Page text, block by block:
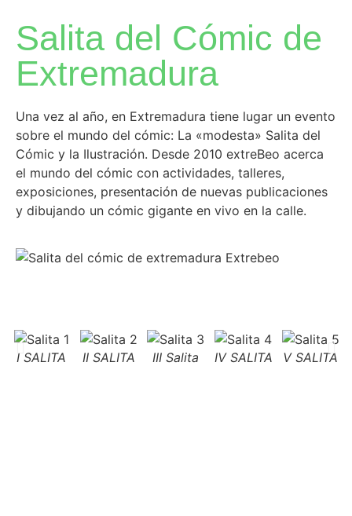
Salita del Cómic de
Extremadura
Una vez al año, en Extremadura tiene lugar un evento
sobre el mundo del cómic: La «modesta» Salita del
Cómic y la Ilustración. Desde 2010 extreBeo acerca
el mundo del cómic con actividades, talleres,
exposiciones, presentación de nuevas publicaciones
y dibujando un cómic gigante en vivo en la calle.
I SALITA II SALITA III Salita IV SALITA V SALITA